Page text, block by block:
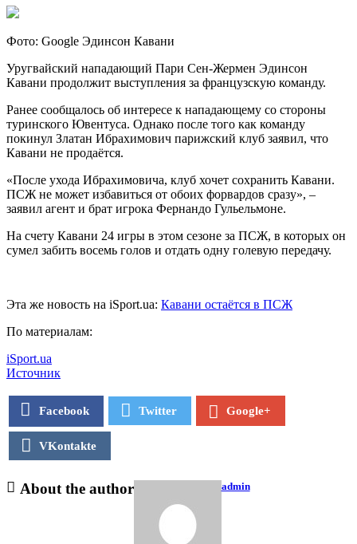
Фото: Google Эдинсон Кавани
Уругвайский нападающий Пари Сен-Жермен Эдинсон
Кавани продолжит выступления за французскую команду.
Ранее сообщалось об интересе к нападающему со стороны
туринского Ювентуса. Однако после того как команду
покинул Златан Ибрахимович парижский клуб заявил, что
Кавани не продаётся.
«После ухода Ибрахимовича, клуб хочет сохранить Кавани.
ПСЖ не может избавиться от обоих форвардов сразу», –
заявил агент и брат игрока Фернандо Гульельмоне.
На счету Кавани 24 игры в этом сезоне за ПСЖ, в которых он
сумел забить восемь голов и отдать одну голевую передачу.
Эта же новость на iSport.ua: Кавани остаётся в ПСЖ
По материалам:
iSport.ua
Источник
Facebook Twitter Google+
VKontakte
About the author admin